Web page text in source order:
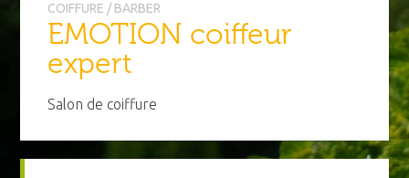
COIFFURE / BARBER
EMOTION coiffeur
expert
Salon de coiffure